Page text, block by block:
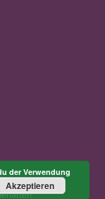
der Verwendung
Akzeptieren